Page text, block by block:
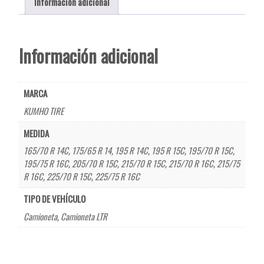
Información adicional
MARCA
KUMHO TIRE
MEDIDA
165/70 R 14C, 175/65 R 14, 195 R 14C, 195 R 15C, 195/70 R 15C,
195/75 R 16C,205/70 R 15C,215/70 R 15C,215/70 R 16C,215/75
R 16C,225/70 R 15C,225/75 R 16C
TIPO DE VEHÍCULO
Camioneta,Camioneta LTR